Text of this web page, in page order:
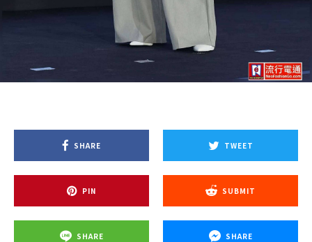
SHARE TWEET
PIN SUBMIT
SHARE SHARE